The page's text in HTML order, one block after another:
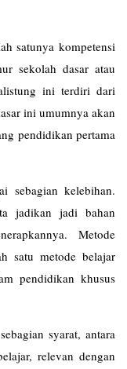
satunya kompetensi
sekolah dasar atau
ini terdiri dari
ini umumnya akan
pendidikan pertama
sebagian kelebihan.
jadikan jadi bahan
Metode
satu metode belajar
pendidikan khusus
syarat, antara
relevan dengan